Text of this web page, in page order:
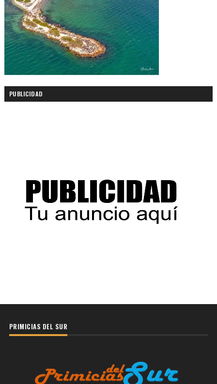
PUBLICIDAD
PRIMICIAS DEL SUR